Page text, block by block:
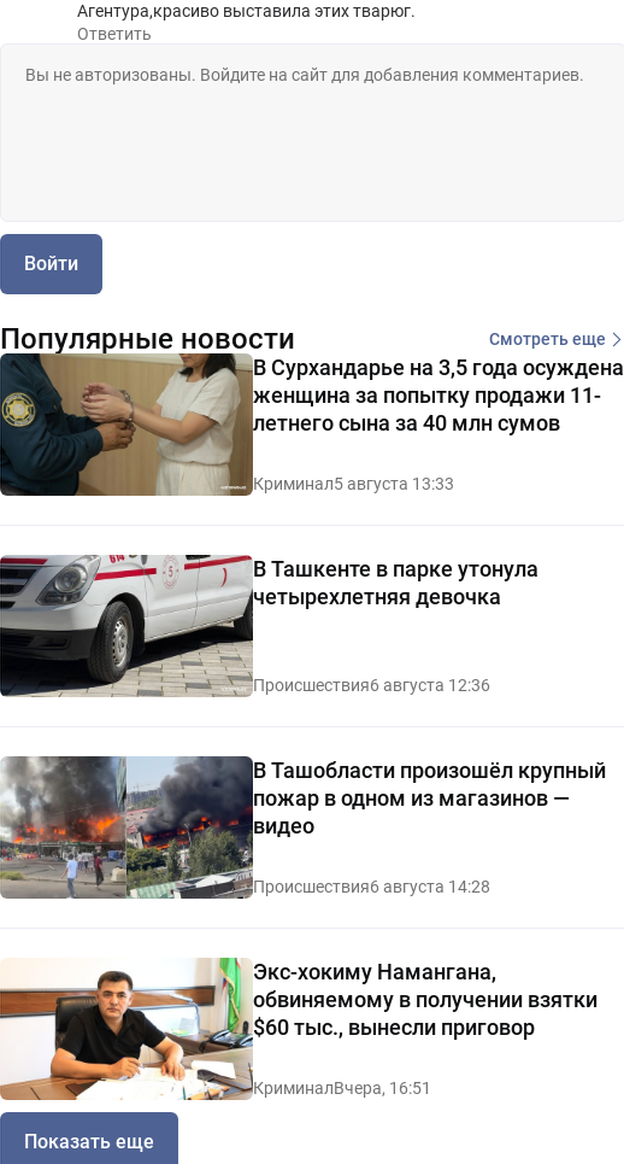
Агентура,красиво выставила этих тварюг.
Ответить
Войти
Популярные новости Смотреть еще
В Сурхандарье на 3,5 года осуждена
женщина за попытку продажи 11-
летнего сына за 40 млн сумов
Криминал5 августа 13:33
В Ташкенте в парке утонула
четырехлетняя девочка
Происшествия6 августа 12:36
В Ташобласти произошёл крупный
пожар в одном из магазинов —
видео
Происшествия6 августа 14:28
Экс-хокиму Намангана,
обвиняемому в получении взятки
$60 тыс., вынесли приговор
КриминалВчера, 16:51
Показать еще